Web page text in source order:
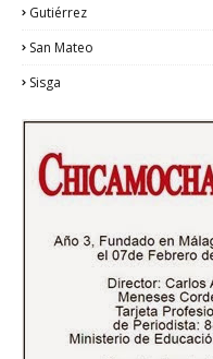
Gutiérrez
San Mateo
Sisga